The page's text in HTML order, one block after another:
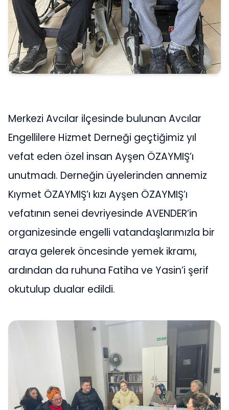
Merkezi Avcılar ilçesinde bulunan Avcılar
Engellilere Hizmet Derneği geçtiğimiz yıl
vefat eden özel insan Ayşen ÖZAYMIŞ’ı
unutmadı. Derneğin üyelerinden annemiz
Kıymet ÖZAYMIŞ’ı kızı Ayşen ÖZAYMIŞ’ı
vefatının senei devriyesinde AVENDER’in
organizesinde engelli vatandaşlarımızla bir
araya gelerek öncesinde yemek ikramı,
ardından da ruhuna Fatiha ve Yasin’i şerif
okutulup dualar edildi.